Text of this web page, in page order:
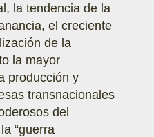
la tendencia de la
el creciente
de la
la mayor
producción y
transnacionales
del
“guerra